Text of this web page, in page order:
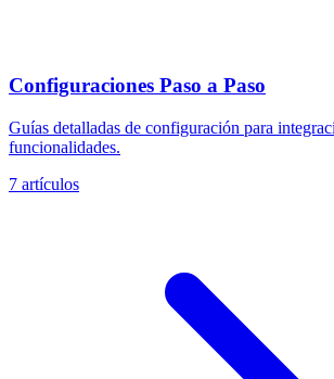
Configuraciones Paso a Paso
Guías detalladas de configuración para
funcionalidades.
7 artículos